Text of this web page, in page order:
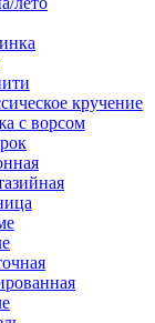
кручение
с ворсом